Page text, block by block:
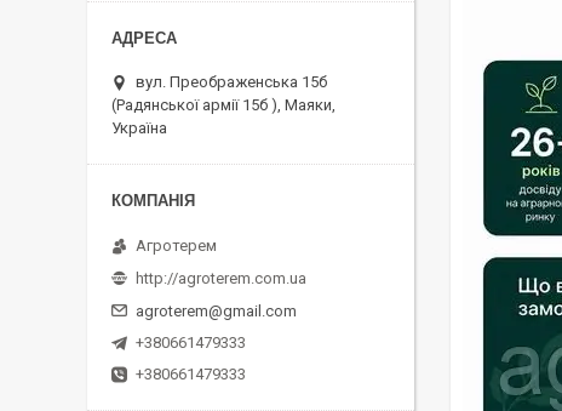
вул. Преображенська 15б
(Радянської армії 15б ), Маяки,
Україна
Агротерем
http://agroterem.com.ua
agroterem@gmail.com
+380661479333
+380661479333